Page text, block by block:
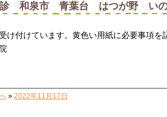
診 和泉市 青葉台 はつが野 いの
け付けています。黄色い用紙に必要事項
» 2022年11月17日